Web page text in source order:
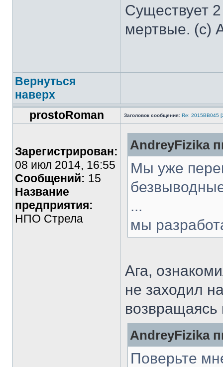
Существует
мертвые. (с)
Вернуться
наверх
prostoRoman
Заголовок сообщения: Re: 2015ВВ045
Зарегистрирован:
08 июл 2014, 16:55
Сообщений: 15
Название
предприятия:
НПО Стрела
AndreyFizika
Мы уже
...
мы
Ага,
не заходил
возвращаясь
AndreyFizika
Поверьте